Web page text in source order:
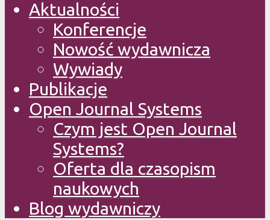
Aktualności
Konferencje
Nowość wydawnicza
Wywiady
Publikacje
Open Journal Systems
Czym jest Open Journal
Systems?
Oferta dla czasopism
naukowych
Blog wydawniczy